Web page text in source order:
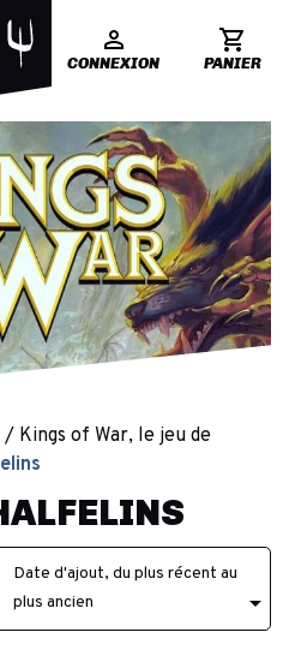
CONNEXION PANIER
Kings of War, le jeu de
Date d'ajout, du plus récent au
plus ancien
